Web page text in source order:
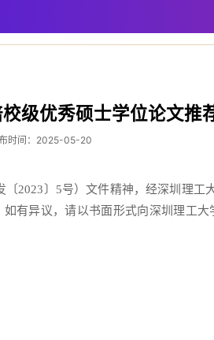
级优秀硕士学位论文推
时间：2025-05-20
2023〕5号）文件精神，经深圳理工
有异议，请以书面形式向深圳理工